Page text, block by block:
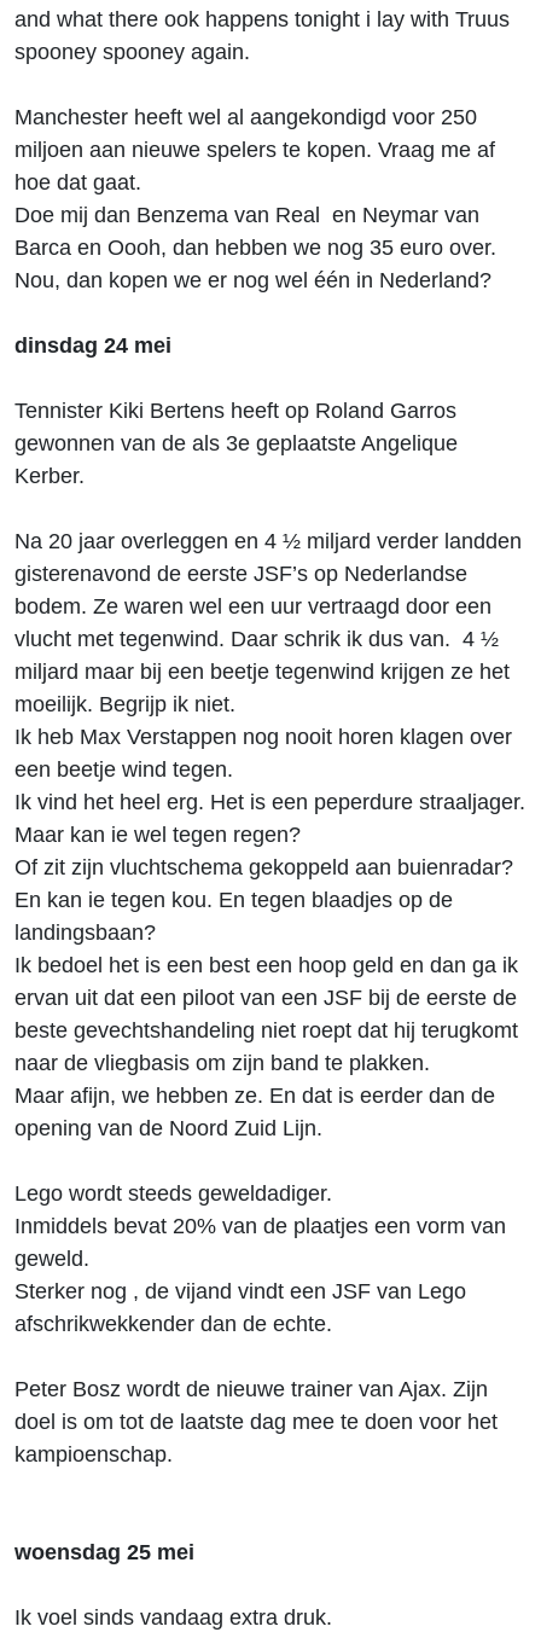
and what there ook happens tonight i lay with Truus
spooney spooney again.
Manchester heeft wel al aangekondigd voor 250
miljoen aan nieuwe spelers te kopen. Vraag me af
hoe dat gaat.
Doe mij dan Benzema van Real en Neymar van
Barca en Oooh, dan hebben we nog 35 euro over.
Nou, dan kopen we er nog wel één in Nederland?
dinsdag 24 mei
Tennister Kiki Bertens heeft op Roland Garros
gewonnen van de als 3e geplaatste Angelique
Kerber.
Na 20 jaar overleggen en 4 ½ miljard verder landden
gisterenavond de eerste JSF’s op Nederlandse
bodem. Ze waren wel een uur vertraagd door een
vlucht met tegenwind. Daar schrik ik dus van. 4 ½
miljard maar bij een beetje tegenwind krijgen ze het
moeilijk. Begrijp ik niet.
Ik heb Max Verstappen nog nooit horen klagen over
een beetje wind tegen.
Ik vind het heel erg. Het is een peperdure straaljager.
Maar kan ie wel tegen regen?
Of zit zijn vluchtschema gekoppeld aan buienradar?
En kan ie tegen kou. En tegen blaadjes op de
landingsbaan?
Ik bedoel het is een best een hoop geld en dan ga ik
ervan uit dat een piloot van een JSF bij de eerste de
beste gevechtshandeling niet roept dat hij terugkomt
naar de vliegbasis om zijn band te plakken.
Maar afijn, we hebben ze. En dat is eerder dan de
opening van de Noord Zuid Lijn.
Lego wordt steeds geweldadiger.
Inmiddels bevat 20% van de plaatjes een vorm van
geweld.
Sterker nog , de vijand vindt een JSF van Lego
afschrikwekkender dan de echte.
Peter Bosz wordt de nieuwe trainer van Ajax. Zijn
doel is om tot de laatste dag mee te doen voor het
kampioenschap.
woensdag 25 mei
Ik voel sinds vandaag extra druk.